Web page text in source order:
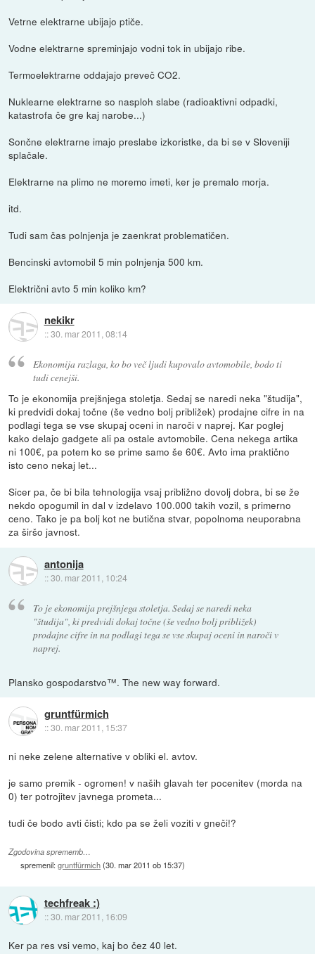
Vetrne elektrarne ubijajo ptiče.
Vodne elektrarne spreminjajo vodni tok in ubijajo ribe.
Termoelektrarne oddajajo preveč CO2.
Nuklearne elektrarne so nasploh slabe (radioaktivni odpadki,
katastrofa če gre kaj narobe...)
Sončne elektrarne imajo preslabe izkoristke, da bi se v Sloveniji
splačale.
Elektrarne na plimo ne moremo imeti, ker je premalo morja.
itd.
Tudi sam čas polnjenja je zaenkrat problematičen.
Bencinski avtomobil 5 min polnjenja 500 km.
Električni avto 5 min koliko km?
nekikr
::30. mar 2011, 08:14
Ekonomija razlaga, ko bo več ljudi kupovalo avtomobile, bodo ti
tudi cenejši.
To je ekonomija prejšnjega stoletja. Sedaj se naredi neka "študija",
ki predvidi dokaj točne (še vedno bolj približek) prodajne cifre in na
podlagi tega se vse skupaj oceni in naroči v naprej. Kar poglej
kako delajo gadgete ali pa ostale avtomobile. Cena nekega artika
ni 100€, pa potem ko se prime samo še 60€. Avto ima praktično
isto ceno nekaj let...
Sicer pa, če bi bila tehnologija vsaj približno dovolj dobra, bi se že
nekdo opogumil in dal v izdelavo 100.000 takih vozil, s primerno
ceno. Tako je pa bolj kot ne butična stvar, popolnoma neuporabna
za širšo javnost.
antonija
::30. mar 2011, 10:24
To je ekonomija prejšnjega stoletja. Sedaj se naredi neka
"študija", ki predvidi dokaj točne (še vedno bolj približek)
prodajne cifre in na podlagi tega se vse skupaj oceni in naroči v
naprej.
Plansko gospodarstvo™. The new way forward.
gruntfürmich
::30. mar 2011, 15:37
ni neke zelene alternative v obliki el. avtov.
je samo premik - ogromen! v naših glavah ter pocenitev (morda na
0) ter potrojitev javnega prometa...
tudi če bodo avti čisti; kdo pa se želi voziti v gneči!?
Zgodovina sprememb…
spremenil:gruntfürmich(30. mar 2011 ob 15:37)
techfreak :)
::30. mar 2011, 16:09
Ker pa res vsi vemo, kaj bo čez 40 let.